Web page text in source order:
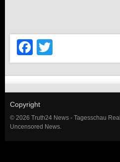
Facebook
Copyright
© 2026 Truth24 News - Tagesschau Real
Uncensored News.